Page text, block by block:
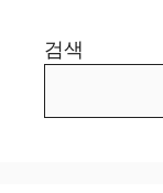
검색